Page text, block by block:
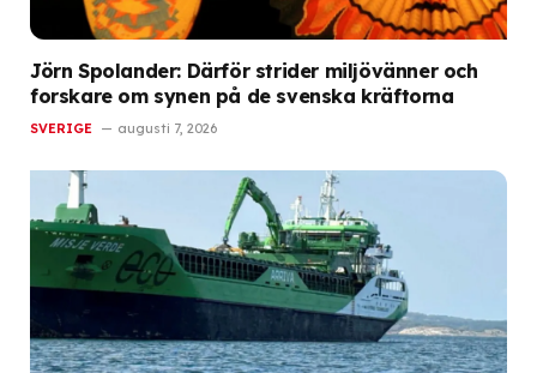
Jörn Spolander: Därför strider miljövänner och
forskare om synen på de svenska kräftorna
SVERIGE augusti 7, 2026